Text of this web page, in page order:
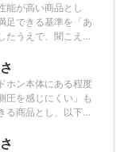
能が高い商品とし
足できる基準を「あ
たうえで、聞こえる
、以下の方法で各商
ホン本体にある程度
圧を感じにくい」も
る商品とし、以下の